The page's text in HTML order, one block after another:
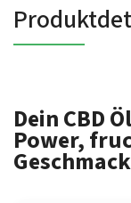
Dein CBD
Power,
Geschmack